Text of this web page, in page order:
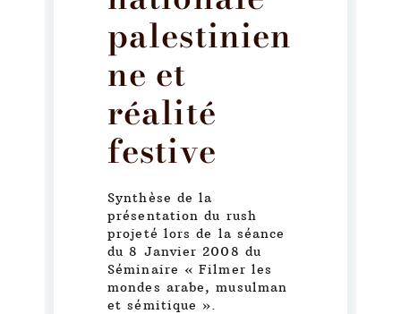
palestinien
ne et
réalité
festive
Synthèse de la
présentation du rush
projeté lors de la séance
du 8 Janvier 2008 du
Séminaire « Filmer les
mondes arabe, musulman
et sémitique ».